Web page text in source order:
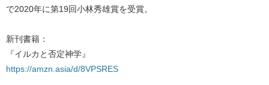
で2020年に第19回小林秀雄賞を受賞。
新刊書籍：
『イルカと否定神学』
https://amzn.asia/d/8VPSRES